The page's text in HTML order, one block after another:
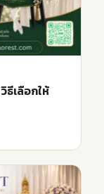
เลือกให้